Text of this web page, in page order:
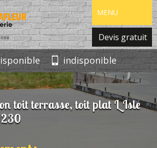
MENU
Devis gratuit
indisponible
toit terrasse, toit plat L Isle